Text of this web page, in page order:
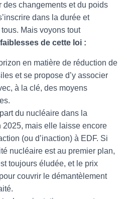
des changements et du poids
dans la durée et
Mais voyons tout
de cette loi :
en matière de réduction de
et se propose d’y associer
à la clé, des moyens
du nucléaire dans la
2025, mais elle laisse encore
(ou d’inaction) à EDF. Si
nucléaire est au premier plan,
toujours éludée, et le prix
couvrir le démantèlement